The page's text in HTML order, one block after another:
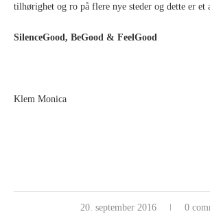
tilhørighet og ro på flere nye steder og dette er et
SilenceGood, BeGood & FeelGood
Klem Monica
20. september 2016 0